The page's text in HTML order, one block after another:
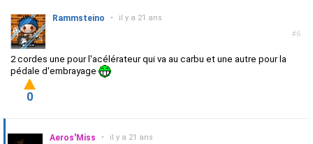
#6
Rammsteino • il y a 21 ans
2 cordes une pour l'acélérateur qui va au carbu et une autre pour la
pédale d'embrayage
0
Aeros'Miss • il y a 21 ans